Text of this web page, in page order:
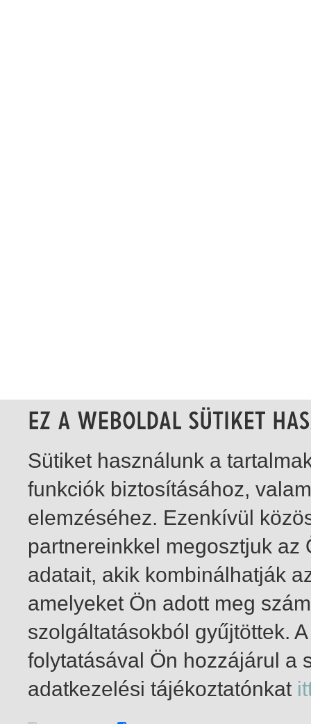
1-1 / insgesamt 1 Treffer
Sütiket használunk a
funkciók biztosításához,
elemzéséhez. Ezenkívül
partnereinkkel megosztjuk
adatait, akik kombinálhatják
amelyeket Ön adott meg
szolgáltatásokból gyűjtöttek.
folytatásával Ön hozzájárul a
adatkezelési tájékoztatónkat